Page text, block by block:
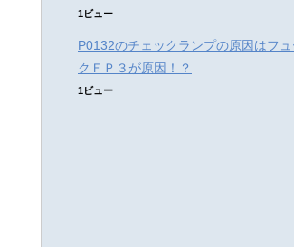
1ビュー
P0132のチェックランプの原因はフ
クＦＰ３が原因！？
1ビュー